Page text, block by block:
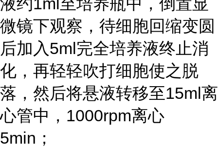
微镜下观察，待细胞回缩变圆
后加入5ml完全培养液终止消
化，再轻轻吹打细胞使之脱
落，然后将悬液转移至15ml离
心管中，1000rpm离心
5min；